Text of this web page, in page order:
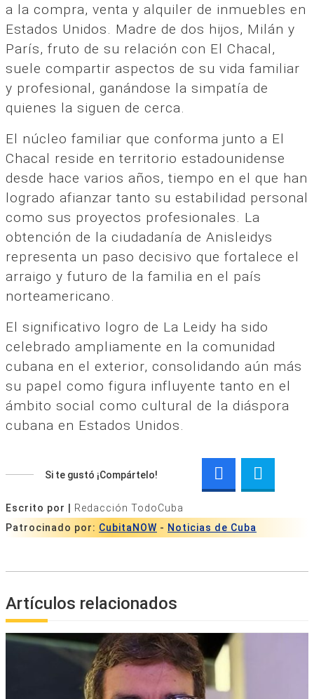
a la compra, venta y alquiler de inmuebles en
Estados Unidos. Madre de dos hijos, Milán y
París, fruto de su relación con El Chacal,
suele compartir aspectos de su vida familiar
y profesional, ganándose la simpatía de
quienes la siguen de cerca.
El núcleo familiar que conforma junto a El
Chacal reside en territorio estadounidense
desde hace varios años, tiempo en el que han
logrado afianzar tanto su estabilidad personal
como sus proyectos profesionales. La
obtención de la ciudadanía de Anisleidys
representa un paso decisivo que fortalece el
arraigo y futuro de la familia en el país
norteamericano.
El significativo logro de La Leidy ha sido
celebrado ampliamente en la comunidad
cubana en el exterior, consolidando aún más
su papel como figura influyente tanto en el
ámbito social como cultural de la diáspora
cubana en Estados Unidos.
Si te gustó ¡Compártelo!
Escrito por |
Redacción TodoCuba
Patrocinado por: CubitaNOW - Noticias de Cuba
Artículos relacionados